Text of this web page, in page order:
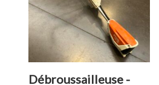
Débroussailleuse -